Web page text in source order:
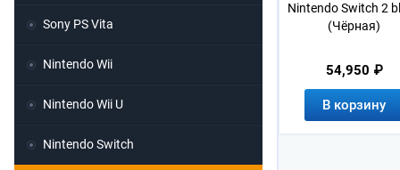
Nintendo Switch 2
(Чёрная)
54,950 ₽
В корзину
Sony PS Vita
Nintendo Wii
Nintendo Wii U
Nintendo Switch